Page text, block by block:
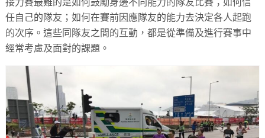
接力賽最難的是如何鼓勵身邊不同能力的隊友比賽；如何信
任自己的隊友；如何在賽前因應隊友的能力去決定各人起跑
的次序。這些同隊友之間的互動，都是從準備及進行賽事中
經常考慮及面對的課題。